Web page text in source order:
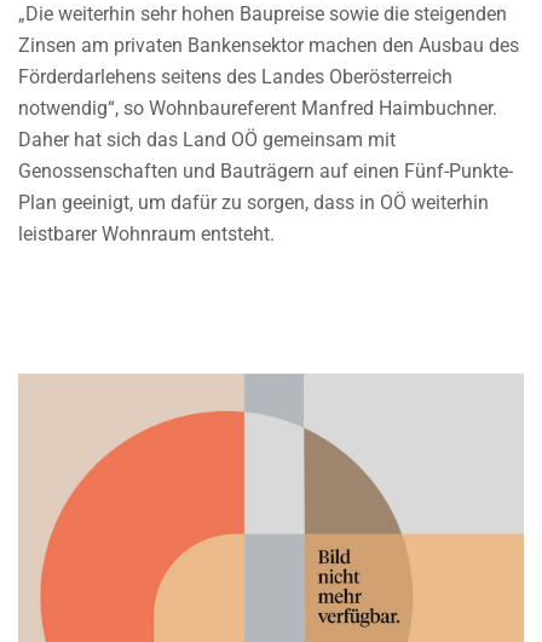
„Die weiterhin sehr hohen Baupreise sowie die steigenden
Zinsen am privaten Bankensektor machen den Ausbau des
Förderdarlehens seitens des Landes Oberösterreich
notwendig“, so Wohnbaureferent Manfred Haimbuchner.
Daher hat sich das Land OÖ gemeinsam mit
Genossenschaften und Bauträgern auf einen Fünf-Punkte-
Plan geeinigt, um dafür zu sorgen, dass in OÖ weiterhin
leistbarer Wohnraum entsteht.